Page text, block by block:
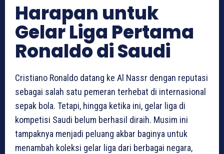
Harapan untuk
Gelar Liga Pertama
Ronaldo di Saudi
Cristiano Ronaldo datang ke Al Nassr dengan reputasi
sebagai salah satu pemeran terhebat di internasional
sepak bola. Tetapi, hingga ketika ini, gelar liga di
kompetisi Saudi belum berhasil diraih. Musim ini
tampaknya menjadi peluang akbar baginya untuk
menambah koleksi gelar liga dari berbagai negara,